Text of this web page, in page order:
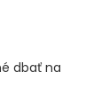
dbať na